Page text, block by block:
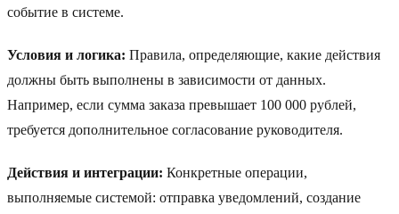
событие в системе.
Условия и логика: Правила, определяющие, какие действия
должны быть выполнены в зависимости от данных.
Например, если сумма заказа превышает 100 000 рублей,
требуется дополнительное согласование руководителя.
Действия и интеграции: Конкретные операции,
выполняемые системой: отправка уведомлений, создание